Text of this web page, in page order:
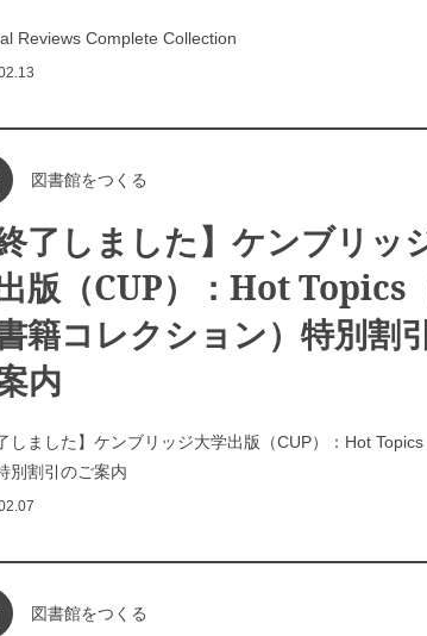
Reviews Complete Collection
図書館をつくる
終了しました】ケンブリッ
版（CUP）：Hot Topics
籍コレクション）特別割
内
しました】ケンブリッジ大学出版（CUP）：Hot
別割引のご案内
図書館をつくる